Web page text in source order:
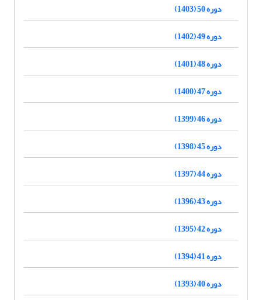
دوره 50 (1403)
دوره 49 (1402)
دوره 48 (1401)
دوره 47 (1400)
دوره 46 (1399)
دوره 45 (1398)
دوره 44 (1397)
دوره 43 (1396)
دوره 42 (1395)
دوره 41 (1394)
دوره 40 (1393)